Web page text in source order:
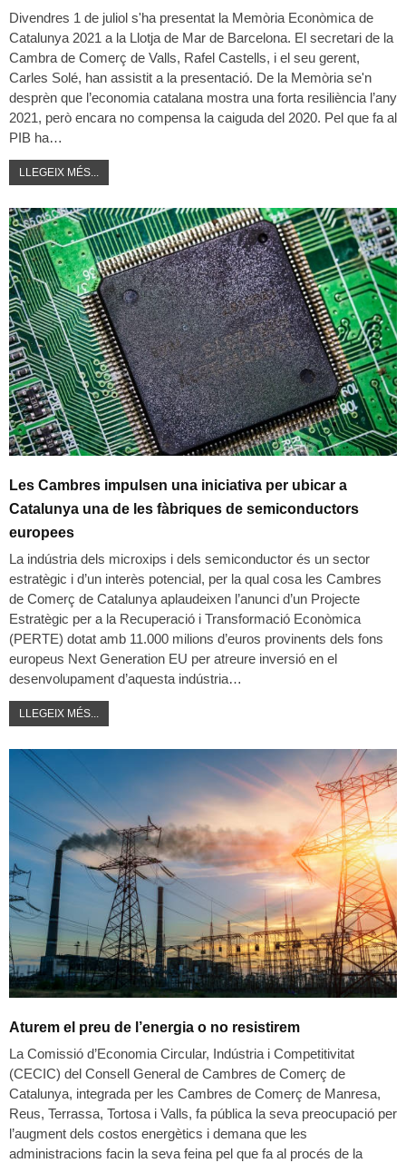
Divendres 1 de juliol s'ha presentat la Memòria Econòmica de
Catalunya 2021 a la Llotja de Mar de Barcelona. El secretari de la
Cambra de Comerç de Valls, Rafel Castells, i el seu gerent,
Carles Solé, han assistit a la presentació. De la Memòria se'n
desprèn que l’economia catalana mostra una forta resiliència l’any
2021, però encara no compensa la caiguda del 2020. Pel que fa al
PIB ha…
LLEGEIX MÉS...
Les Cambres impulsen una iniciativa per ubicar a
Catalunya una de les fàbriques de semiconductors
europees
La indústria dels microxips i dels semiconductor és un sector
estratègic i d’un interès potencial, per la qual cosa les Cambres
de Comerç de Catalunya aplaudeixen l’anunci d’un Projecte
Estratègic per a la Recuperació i Transformació Econòmica
(PERTE) dotat amb 11.000 milions d’euros provinents dels fons
europeus Next Generation EU per atreure inversió en el
desenvolupament d’aquesta indústria…
LLEGEIX MÉS...
Aturem el preu de l’energia o no resistirem
La Comissió d’Economia Circular, Indústria i Competitivitat
(CECIC) del Consell General de Cambres de Comerç de
Catalunya, integrada per les Cambres de Comerç de Manresa,
Reus, Terrassa, Tortosa i Valls, fa pública la seva preocupació per
l’augment dels costos energètics i demana que les
administracions facin la seva feina pel que fa al procés de la